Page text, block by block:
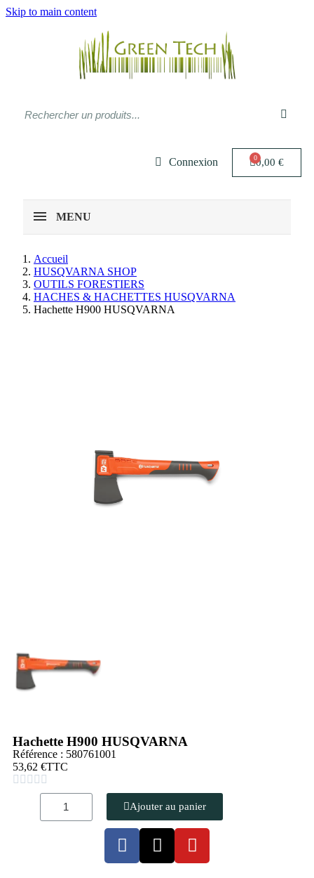
Skip to main content
Connexion 0,00 €
MENU
Accueil
HUSQVARNA SHOP
OUTILS FORESTIERS
HACHES & HACHETTES HUSQVARNA
Hachette H900 HUSQVARNA
Hachette H900 HUSQVARNA
Référence : 580761001
53,62 €TTC
    
Ajouter au panier